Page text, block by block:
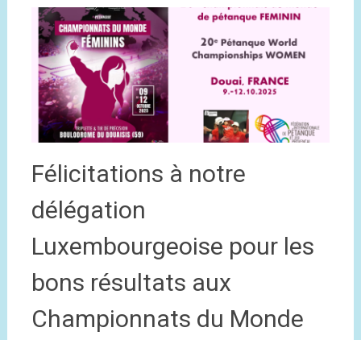
Félicitations à notre
délégation
Luxembourgeoise pour les
bons résultats aux
Championnats du Monde